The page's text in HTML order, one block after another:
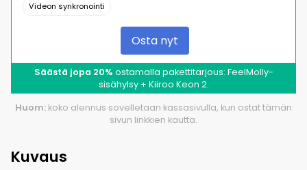
Videon synkronointi
Osta nyt
Säästä jopa 20% ostamalla pakettitarjous: FeelMolly-
sisähylsy + Kiiroo Keon 2.
Huom: koko alennus sovelletaan kassasivulla, kun ostat tämän
sivun linkkien kautta.
Kuvaus